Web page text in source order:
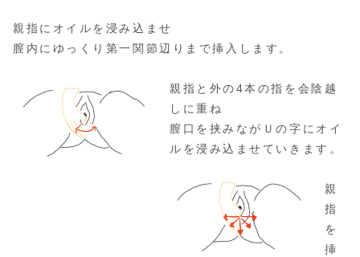
親指にオイルを浸み込ませ
膣内にゆっくり第一関節辺りまで挿入します。
親指と外の4本の指を会陰越
しに重ね
膣口を挟みながＵの字にオイ
ルを浸み込ませていきます。
親
指
を
挿